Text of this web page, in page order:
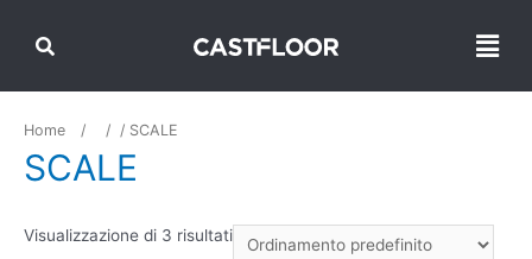
Home / / SCALE
SCALE
Visualizzazione di 3 risultati